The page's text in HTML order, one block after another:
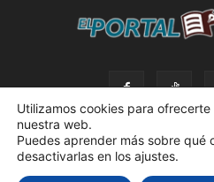
Utilizamos cookies para
nuestra web.
Puedes aprender más sobre qué
desactivarlas en los ajustes.